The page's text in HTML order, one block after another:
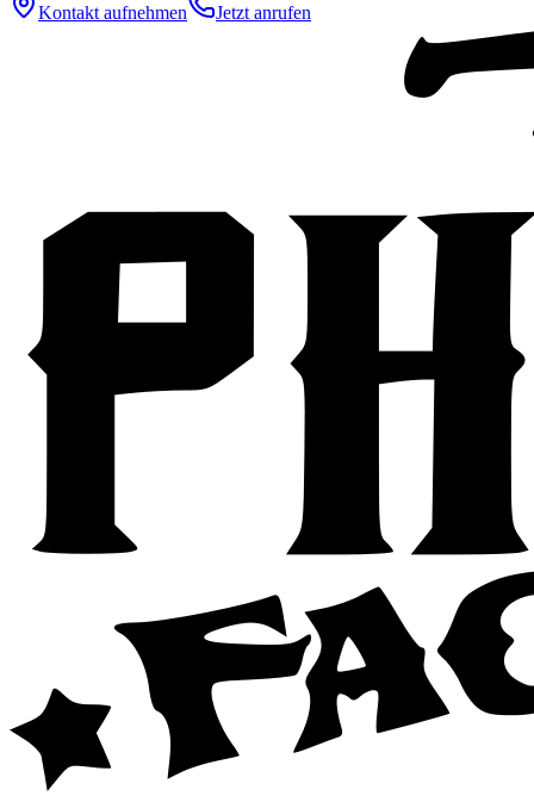
Kontakt aufnehmen Jetzt anrufen